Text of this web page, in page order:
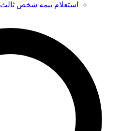
استعلام بیمه شخص ثالث